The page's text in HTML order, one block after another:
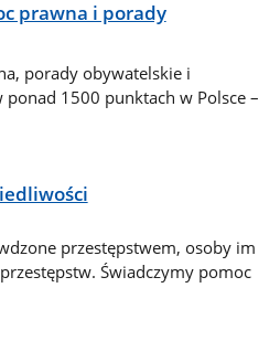
prawna i porady
porady obywatelskie i
ponad 1500 punktach w Polsce –
przestępstwem, osoby im
Świadczymy pomoc